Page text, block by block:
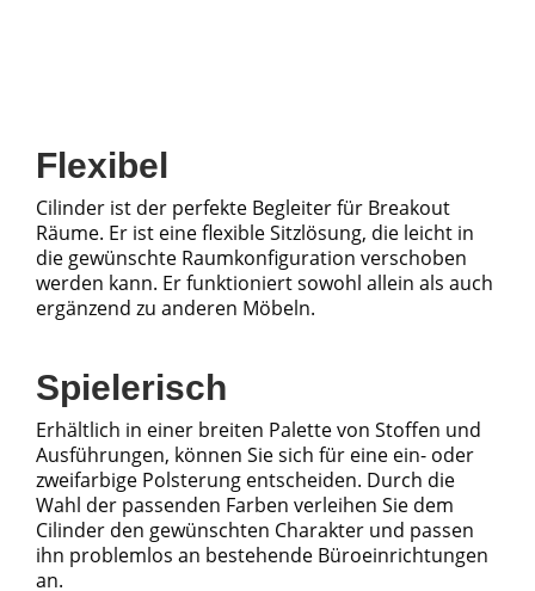
Flexibel
Cilinder ist der perfekte Begleiter für Breakout
Räume. Er ist eine flexible Sitzlösung, die leicht in
die gewünschte Raumkonfiguration verschoben
werden kann. Er funktioniert sowohl allein als auch
ergänzend zu anderen Möbeln.
Spielerisch
Erhältlich in einer breiten Palette von Stoffen und
Ausführungen, können Sie sich für eine ein- oder
zweifarbige Polsterung entscheiden. Durch die
Wahl der passenden Farben verleihen Sie dem
Cilinder den gewünschten Charakter und passen
ihn problemlos an bestehende Büroeinrichtungen
an.